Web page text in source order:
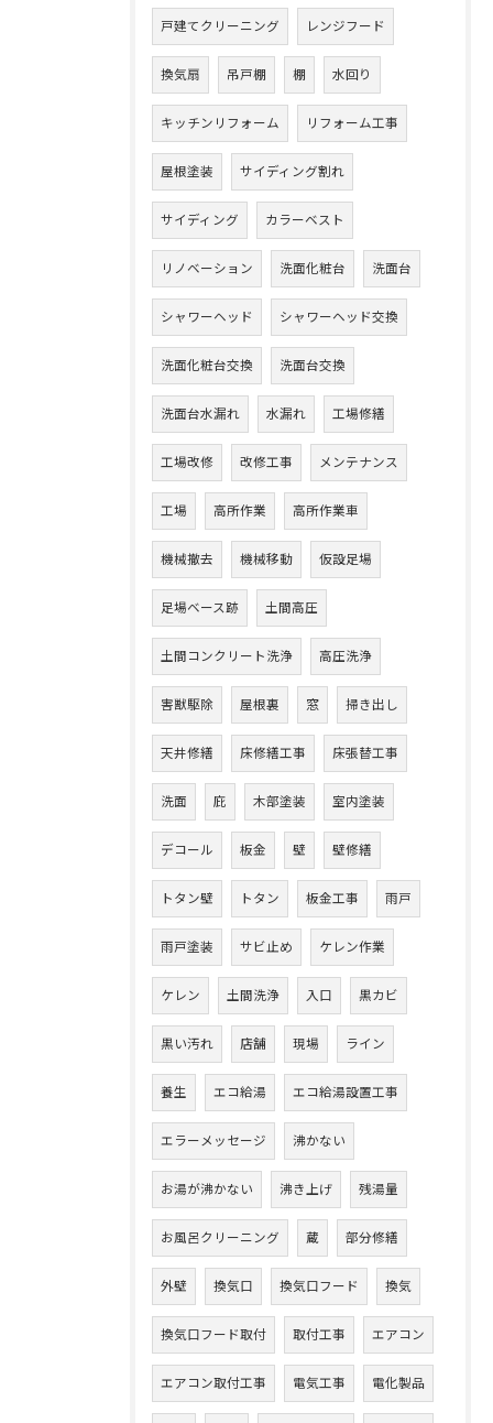
戸建てクリーニング レンジフード
換気扇 吊戸棚 棚 水回り
キッチンリフォーム リフォーム工事
屋根塗装 サイディング割れ
サイディング カラーベスト
リノベーション 洗面化粧台 洗面台
シャワーヘッド シャワーヘッド交換
洗面化粧台交換 洗面台交換
洗面台水漏れ 水漏れ 工場修繕
工場改修 改修工事 メンテナンス
工場 高所作業 高所作業車
機械撤去 機械移動 仮設足場
足場ベース跡 土間高圧
土間コンクリート洗浄 高圧洗浄
害獣駆除 屋根裏 窓 掃き出し
天井修繕 床修繕工事 床張替工事
洗面 庇 木部塗装 室内塗装
デコール 板金 壁 壁修繕
トタン壁 トタン 板金工事 雨戸
雨戸塗装 サビ止め ケレン作業
ケレン 土間洗浄 入口 黒カビ
黒い汚れ 店舗 現場 ライン
養生 エコ給湯 エコ給湯設置工事
エラーメッセージ 沸かない
お湯が沸かない 沸き上げ 残湯量
お風呂クリーニング 蔵 部分修繕
外壁 換気口 換気口フード 換気
換気口フード取付 取付工事 エアコン
エアコン取付工事 電気工事 電化製品